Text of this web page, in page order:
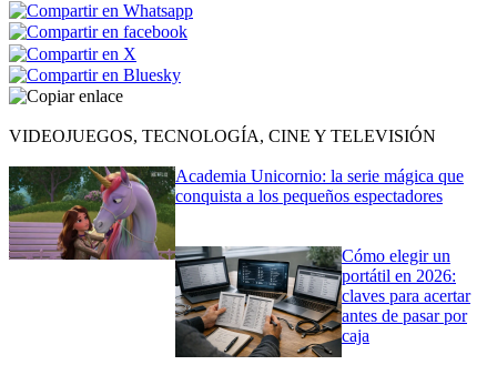
VIDEOJUEGOS, TECNOLOGÍA, CINE Y TELEVISIÓN
Academia Unicornio: la serie mágica que
conquista a los pequeños espectadores
Cómo elegir un
portátil en 2026:
claves para acertar
antes de pasar por
caja